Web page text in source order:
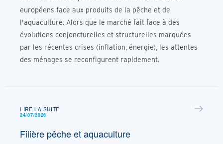
européens face aux produits de la pêche et de
l'aquaculture. Alors que le marché fait face à des
évolutions conjoncturelles et structurelles marquées
par les récentes crises (inflation, énergie), les attentes
des ménages se reconfigurent rapidement.
LIRE LA SUITE
24/07/2026
Filière pêche et aquaculture